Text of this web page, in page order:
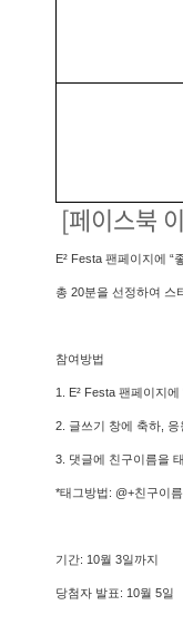
[페이스북
E² Festa 팬페이지에 “
총 20분을 선정하여 스
참여방법
1. E² Festa 팬페이지에
2. 글쓰기 창에 축하, 응
3. 댓글에 친구이름을
*태그방법: @+친구이름
기간: 10월 3일까지
당첨자 발표: 10월 5일